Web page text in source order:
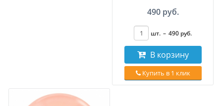
490 руб.
шт. – 490 руб.
В корзину
Купить в 1 клик